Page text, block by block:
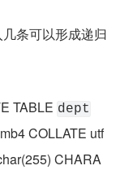
条可以形成递归
TABLE dept
COLLATE utf
CHARA